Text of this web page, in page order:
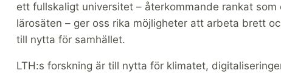
ett fullskaligt universitet – återkommande rankat
lärosäten – ger oss rika möjligheter att arbeta brett
till nytta för samhället.
LTH:s forskning är till nytta för klimatet,